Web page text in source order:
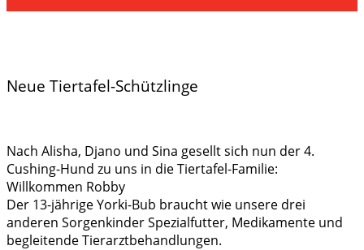
Neue Tiertafel-Schützlinge
Nach Alisha, Djano und Sina gesellt sich nun der 4.
Cushing-Hund zu uns in die Tiertafel-Familie:
Willkommen Robby
Der 13-jährige Yorki-Bub braucht wie unsere drei
anderen Sorgenkinder Spezialfutter, Medikamente und
begleitende Tierarztbehandlungen.